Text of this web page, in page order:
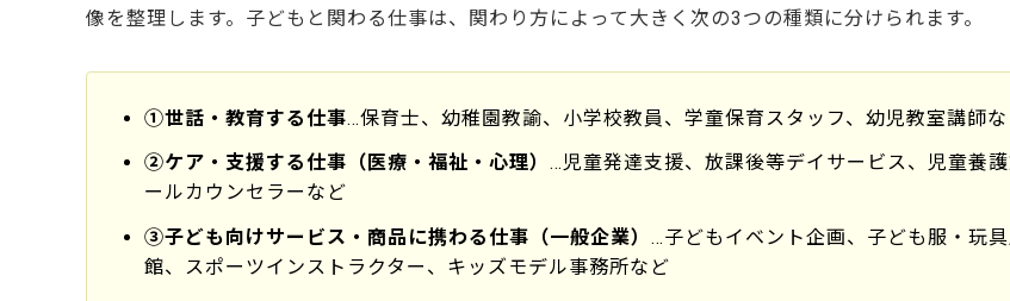
子ども服・玩具などの販売員
放課後等デイサービス
児童館
児童養護施設
小学校教員
スクールカウンセラー（心理職）
【6歳以上】資格なし・未経験でも働ける子どもと関わる仕事8選
像を整理します。子どもと関わる仕事は、関わり方によって大きく次の3つの種類に分けられます。
①世話・教育する仕事…保育士、幼稚園教諭、小学校教員、学童保育スタッフ、幼児教室講師
②ケア・支援する仕事（医療・福祉・心理） …児童発達支援、放課後等デイサービス、児童養
ールカウンセラーなど
③子ども向けサービス・商品に携わる仕事（一般企業） …子どもイベント企画、子ども服・玩
館、スポーツインストラクター、キッズモデル事務所など